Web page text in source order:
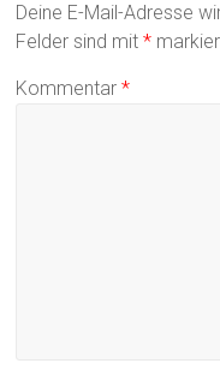
Deine E-Mail-Adresse
Felder sind mit*
Kommentar*